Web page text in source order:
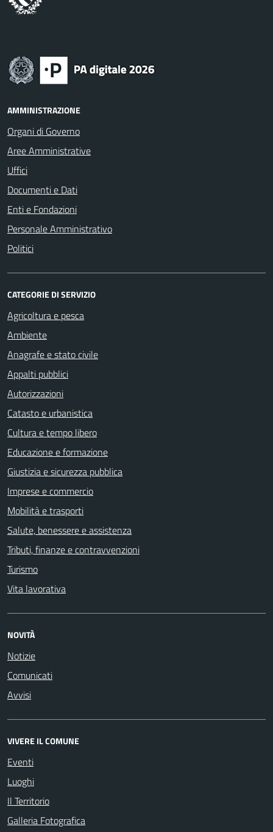
AMMINISTRAZIONE
Organi di Governo
Aree Amministrative
Uffici
Documenti e Dati
Enti e Fondazioni
Personale Amministrativo
Politici
CATEGORIE DI SERVIZIO
Agricoltura e pesca
Ambiente
Anagrafe e stato civile
Appalti pubblici
Autorizzazioni
Catasto e urbanistica
Cultura e tempo libero
Educazione e formazione
Giustizia e sicurezza pubblica
Imprese e commercio
Mobilità e trasporti
Salute, benessere e assistenza
Tributi, finanze e contravvenzioni
Turismo
Vita lavorativa
NOVITÀ
Notizie
Comunicati
Avvisi
VIVERE IL COMUNE
Eventi
Luoghi
Il Territorio
Galleria Fotografica